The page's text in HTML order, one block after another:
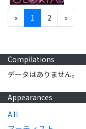
« 1 2 »
Compilations
データはありません。
Appearances
All